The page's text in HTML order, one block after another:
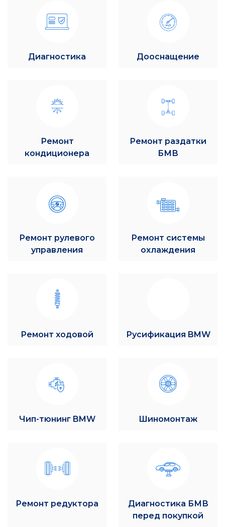
Диагностика Дооснащение
Ремонт
кондиционера
Ремонт раздатки
БМВ
Ремонт рулевого
управления
Ремонт системы
охлаждения
Ремонт ходовой Русификация BMW
Чип-тюнинг BMW Шиномонтаж
Ремонт редуктора
Диагностика БМВ
перед покупкой